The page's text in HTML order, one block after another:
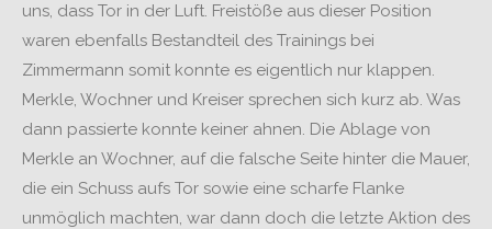
uns, dass Tor in der Luft. Freistöße aus dieser Position
waren ebenfalls Bestandteil des Trainings bei
Zimmermann somit konnte es eigentlich nur klappen.
Merkle, Wochner und Kreiser sprechen sich kurz ab. Was
dann passierte konnte keiner ahnen. Die Ablage von
Merkle an Wochner, auf die falsche Seite hinter die Mauer,
die ein Schuss aufs Tor sowie eine scharfe Flanke
unmöglich machten, war dann doch die letzte Aktion des